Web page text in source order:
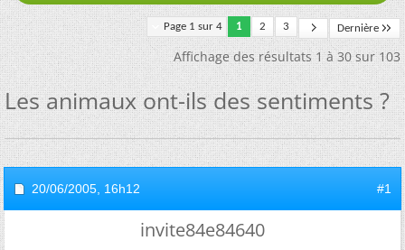
Page 1 sur 4 1 2 3 Dernière
Affichage des résultats 1 à 30 sur 103
Les animaux ont-ils des sentiments ?
20/06/2005, 16h12 #1
invite84e84640